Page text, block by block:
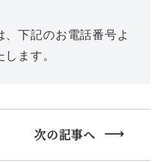
下記のお電話番号よ
ます。
次の記事へ